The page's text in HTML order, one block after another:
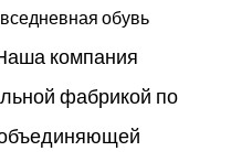
обувь
компания
фабрикой по
объединяющей